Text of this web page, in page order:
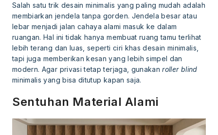
Salah satu trik desain minimalis yang paling mudah adalah
membiarkan jendela tanpa gorden. Jendela besar atau
lebar menjadi jalan cahaya alami masuk ke dalam
ruangan. Hal ini tidak hanya membuat ruang tamu terlihat
lebih terang dan luas, seperti ciri khas desain minimalis,
tapi juga memberikan kesan yang lebih simpel dan
modern. Agar privasi tetap terjaga, gunakanroller blind
minimalis yang bisa ditutup kapan saja.
Sentuhan Material Alami